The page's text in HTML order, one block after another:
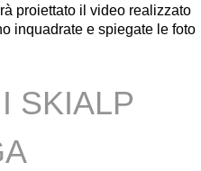
proiettato il video realizzato
inquadrate e spiegate le foto
SKIALP